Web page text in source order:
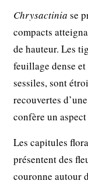
Chrysactinia se
compacts
de hauteur. Les
feuillage dense
sessiles, sont
recouvertes
confère un
Les capitules
présentent des
couronne autour